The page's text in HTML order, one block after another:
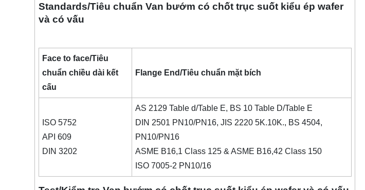
Standards/Tiêu chuẩn Van bướm có chốt trục suốt kiểu ép wafer
và có vấu
Face to face/Tiêu
chuẩn chiều dài kết
cấu
Flange End/Tiêu chuẩn mặt bích
ISO 5752
API 609
DIN 3202
AS 2129 Table d/Table E, BS 10 Table D/Table E
DIN 2501 PN10/PN16, JIS 2220 5K.10K., BS 4504,
PN10/PN16
ASME B16,1 Class 125 & ASME B16,42 Class 150
ISO 7005-2 PN10/16